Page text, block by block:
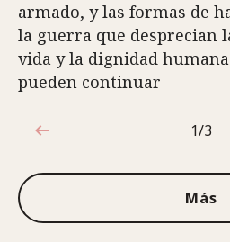
armado, y las formas de
la guerra que desprecian
vida y la dignidad
pueden continuar
1de3
1/3
Más